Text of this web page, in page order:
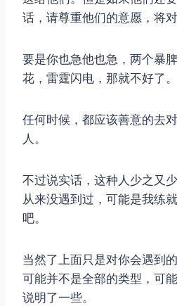
话，请尊重他们的意愿，将
要是你也急他也急，两个暴
花，雷霆闪电，那就不好了。
任何时候，都应该善意的去
人。
不过说实话，这种人少之又
从来没遇到过，可能是我练
吧。
当然了上面只是对你会遇到
可能并不是全部的类型，可
说明了一些。